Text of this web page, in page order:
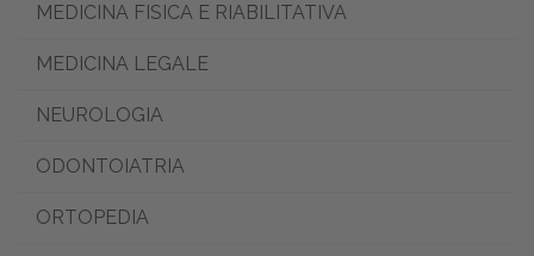
MEDICINA FISICA E RIABILITATIVA
MEDICINA LEGALE
NEUROLOGIA
ODONTOIATRIA
ORTOPEDIA